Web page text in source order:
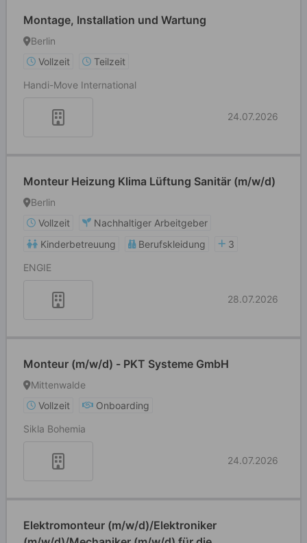
Montage, Installation und Wartung
Berlin
Vollzeit
Teilzeit
Handi-Move International
24.07.2026
Monteur Heizung Klima Lüftung Sanitär (m/w/d)
Berlin
Vollzeit
Nachhaltiger Arbeitgeber
Kinderbetreuung
Berufskleidung
3
ENGIE
28.07.2026
Monteur (m/w/d) - PKT Systeme GmbH
Mittenwalde
Vollzeit
Onboarding
Sikla Bohemia
24.07.2026
Elektromonteur (m/w/d)/Elektroniker